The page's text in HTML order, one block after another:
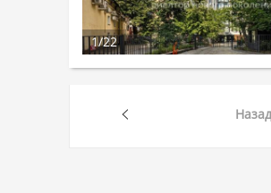
1/22
Назад